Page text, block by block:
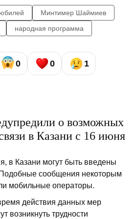
юбилей
Минтимер Шаймиев
народная программа
0 0 1
о возможных
в Казани с 16 июня
в Казани могут быть введены
сообщения некоторым
мобильные операторы.
действия данных мер
возникнуть трудности